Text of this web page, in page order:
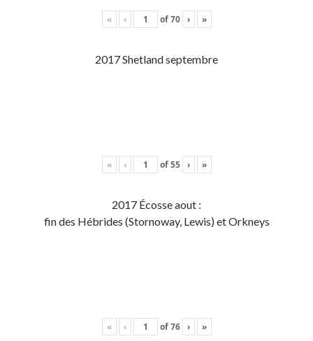
« ‹ of70 › »
2017 Shetland septembre
« ‹ of55 › »
2017 Écosse aout :
fin des Hébrides (Stornoway, Lewis) et Orkneys
« ‹ of76 › »